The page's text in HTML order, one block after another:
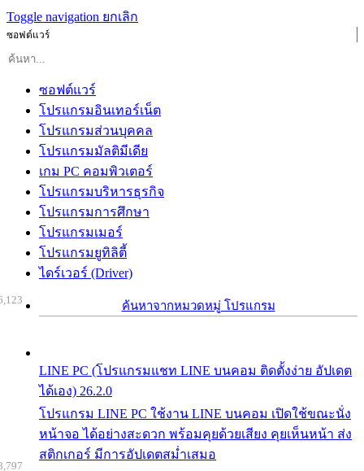
Toggle navigation ยกเลิก
ซอฟต์แวร์
ซอฟต์แวร์
โปรแกรมอินเทอร์เน็ต
โปรแกรมส่วนบุคคล
โปรแกรมมัลติมีเดีย
เกม PC คอมพิวเตอร์
โปรแกรมบริหารธุรกิจ
โปรแกรมการศึกษา
โปรแกรมเมอร์
โปรแกรมยูทิลิตี้
ไดร์เวอร์ (Driver)
ค้นหาจากหมวดหมู่ โปรแกรม
LINE PC (โปรแกรมแชท LINE บนคอม ติดตั้งง่าย อัปเดต
ได้เอง) 26.2.0
โปรแกรม LINE PC ใช้งาน LINE บนคอม เปิดใช้ขณะนั่ง
หน้าจอ ได้อย่างสะดวก พร้อมคุยด้วยเสียง คุยเห็นหน้า ส่ง
สติกเกอร์ มีการอัปเดตสม่ำเสมอ